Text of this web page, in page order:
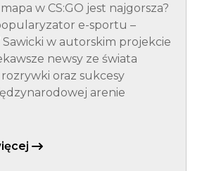
w CS:GO jest najgorsza?
e-sportu –
Sawicki w autorskim projekcie
newsy ze świata
oraz sukcesy
arenie